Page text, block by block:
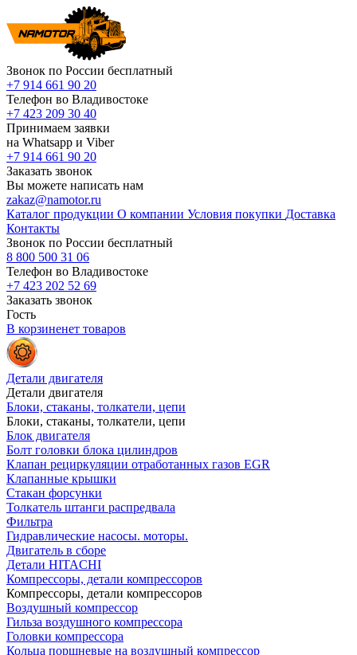
Звонок по России бесплатный
+7 914 661 90 20
Телефон во Владивостоке
+7 423 209 30 40
Принимаем заявки
на Whatsapp и Viber
+7 914 661 90 20
Заказать звонок
Вы можете написать нам
zakaz@namotor.ru
Каталог продукции О компании Условия покупки Доставка
Контакты
Звонок по России бесплатный
8 800 500 31 06
Телефон во Владивостоке
+7 423 202 52 69
Заказать звонок
Гость
В корзиненет товаров
Детали двигателя
Детали двигателя
Блоки, стаканы, толкатели, цепи
Блоки, стаканы, толкатели, цепи
Блок двигателя
Болт головки блока цилиндров
Клапан рециркуляции отработанных газов EGR
Клапанные крышки
Стакан форсунки
Толкатель штанги распредвала
Фильтра
Гидравлические насосы. моторы.
Двигатель в сборе
Детали HITACHI
Компрессоры, детали компрессоров
Компрессоры, детали компрессоров
Воздушный компрессор
Гильза воздушного компрессора
Головки компрессора
Кольца поршневые на воздушный компрессор